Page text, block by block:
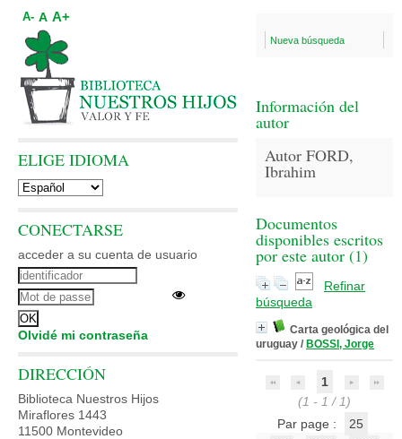
Nueva búsqueda
Información del
autor
Autor FORD,
Ibrahim
Documentos
disponibles escritos
por este autor (1)
Refinar
búsqueda
Carta geológica del
uruguay / BOSSI, Jorge
1
(1 - 1 / 1)
Par page :
25
A- A A+
ELIGE IDIOMA
CONECTARSE
acceder a su cuenta de usuario
Olvidé mi contraseña
DIRECCIÓN
Biblioteca Nuestros Hijos
Miraflores 1443
11500 Montevideo